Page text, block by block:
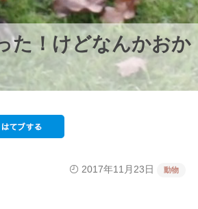
た！けどなんかおか
2017年11月23日 動物